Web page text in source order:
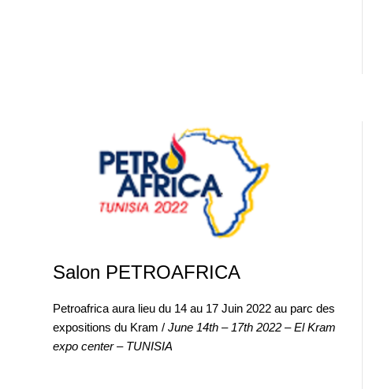
Salon PETROAFRICA
Petroafrica aura lieu du 14 au 17 Juin 2022 au parc des
expositions du Kram /June 14th – 17th 2022 – El Kram
expo center – TUNISIA